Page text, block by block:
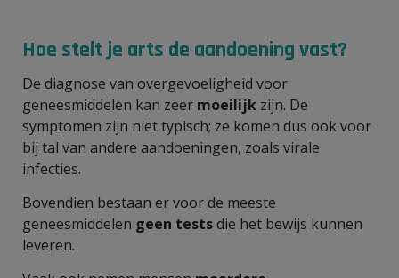
Hoe stelt je arts de aandoening vast?
De diagnose van overgevoeligheid voor
geneesmiddelen kan zeer moeilijk zijn. De
symptomen zijn niet typisch; ze komen dus ook voor
bij tal van andere aandoeningen, zoals virale
infecties.
Bovendien bestaan er voor de meeste
geneesmiddelen geen testsdie het bewijs kunnen
leveren.